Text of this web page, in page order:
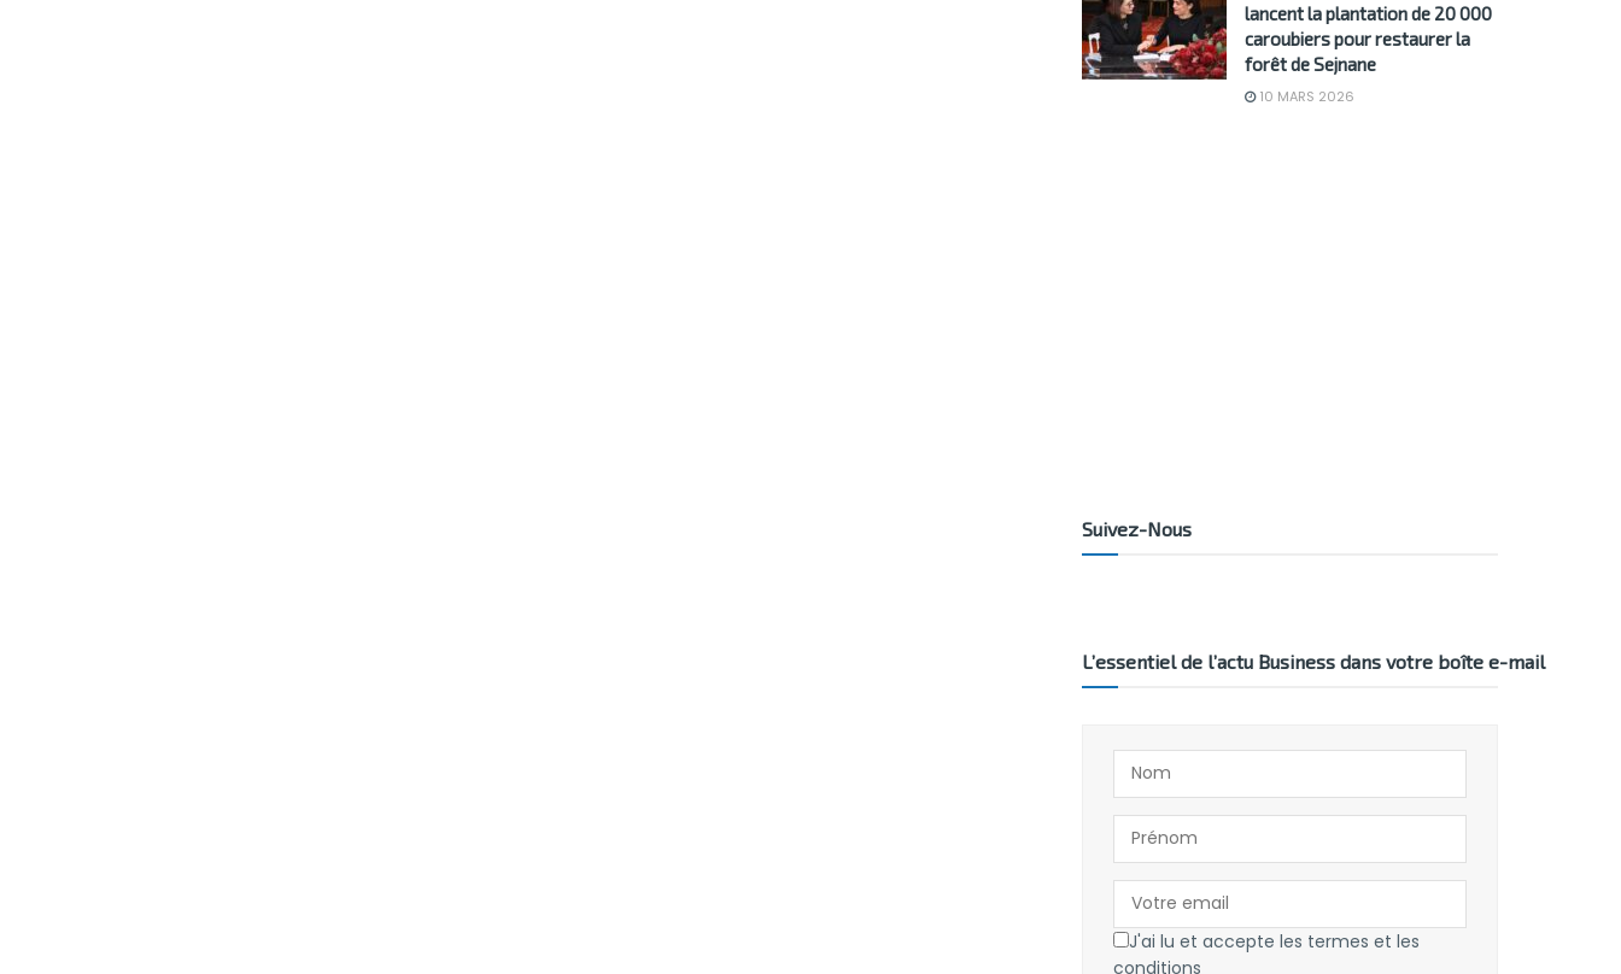
lancent la plantation de 20 000
caroubiers pour restaurer la
forêt de Sejnane
10 MARS 2026
Suivez-Nous
L’essentiel de l’actu Business dans votre boîte e-mail
J'ai lu et accepte les termes et les
conditions